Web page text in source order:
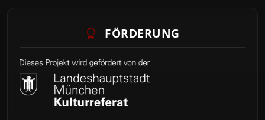
FÖRDERUNG